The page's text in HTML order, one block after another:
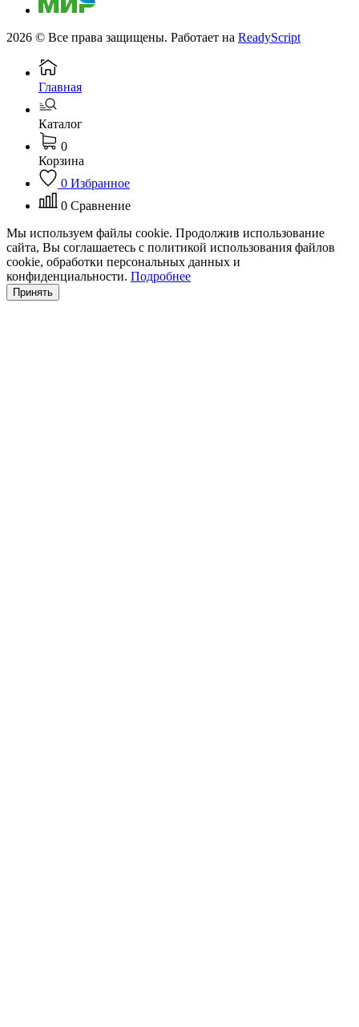
2026 © Все права защищены. Работает на ReadyScript
Главная
Каталог
0
Корзина
0 Избранное
0 Сравнение
Мы используем файлы cookie. Продолжив использование
сайта, Вы соглашаетесь с политикой использования файлов
cookie, обработки персональных данных и
конфиденциальности. Подробнее
Принять